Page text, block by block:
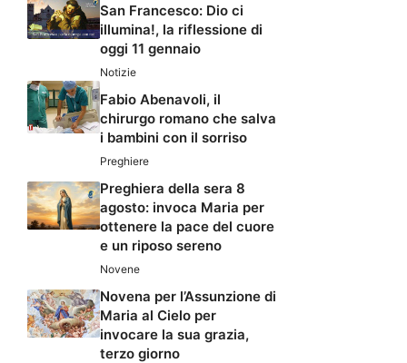
San Francesco: Dio ci
illumina!, la riflessione di
oggi 11 gennaio
Notizie
Fabio Abenavoli, il
chirurgo romano che salva
i bambini con il sorriso
Preghiere
Preghiera della sera 8
agosto: invoca Maria per
ottenere la pace del cuore
e un riposo sereno
Novene
Novena per l’Assunzione di
Maria al Cielo per
invocare la sua grazia,
terzo giorno